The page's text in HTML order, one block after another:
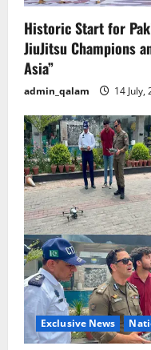
Historic Start for
JiuJitsu Champions
Asia”
admin_qalam 14 July,
Exclusive News